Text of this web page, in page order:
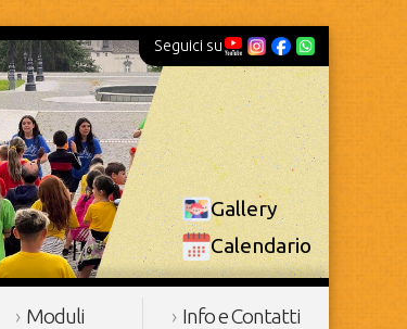
Seguici su
Gallery
Calendario
Moduli Info e Contatti